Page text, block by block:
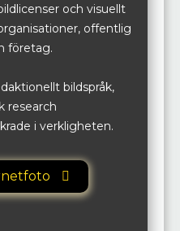
och visuellt
offentlig
företag.
bildspråk,
research
i verkligheten.